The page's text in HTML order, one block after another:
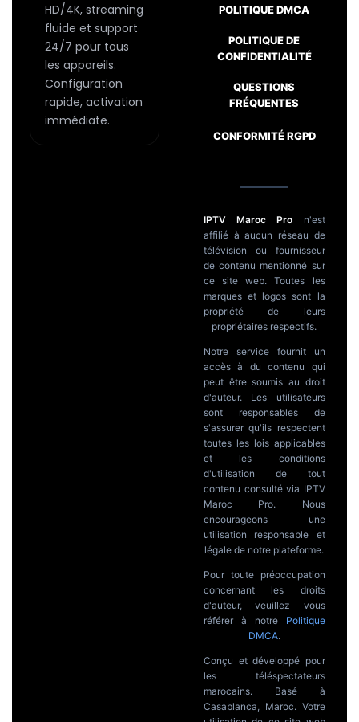
contenu
produit
HD/4K, streaming
fluide et support
24/7 pour tous
les appareils.
Configuration
rapide, activation
immédiate.
POLITIQUE DMCA
POLITIQUE DE
CONFIDENTIALITÉ
QUESTIONS
FRÉQUENTES
CONFORMITÉ RGPD
IPTV Maroc Pro n'est
affilié à aucun réseau de
télévision ou fournisseur
de contenu mentionné sur
ce site web. Toutes les
marques et logos sont la
propriété de leurs
propriétaires respectifs.
Notre service fournit un
accès à du contenu qui
peut être soumis au droit
d'auteur. Les utilisateurs
sont responsables de
s'assurer qu'ils respectent
toutes les lois applicables
et les conditions
d'utilisation de tout
contenu consulté via IPTV
Maroc Pro. Nous
encourageons une
utilisation responsable et
légale de notre plateforme.
Pour toute préoccupation
concernant les droits
d'auteur, veuillez vous
référer à notre Politique
DMCA.
Conçu et développé pour
les téléspectateurs
marocains. Basé à
Casablanca, Maroc. Votre